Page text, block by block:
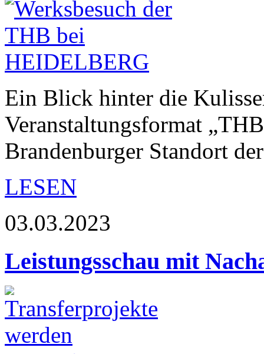
Ein Blick hinter die
Veranstaltungsformat
Brandenburger Standort
LESEN
03.03.2023
Leistungsschau mit